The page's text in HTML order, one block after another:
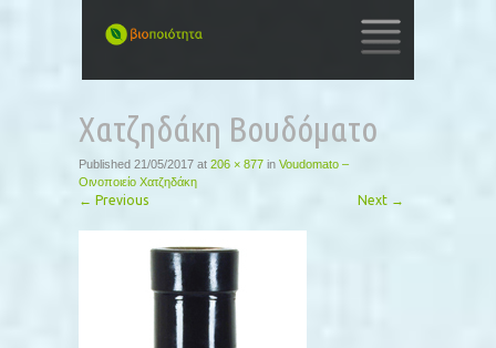
CONTENT
Χατζηδάκη Βουδόματο
Published 21/05/2017 at 206 × 877 in Voudomato –
Οινοποιείο Χατζηδάκη
← Previous Next →